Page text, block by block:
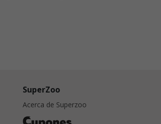
SuperZoo
Acerca de Superzoo